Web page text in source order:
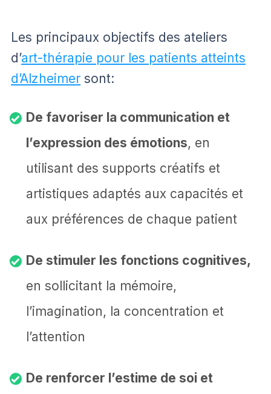
Les principaux objectifs des ateliers
d’art-thérapie pour les patients atteints
d’Alzheimer sont:
De favoriser la communication et
l’expression des émotions, en
utilisant des supports créatifs et
artistiques adaptés aux capacités et
aux préférences de chaque patient
De stimuler les fonctions cognitives,
en sollicitant la mémoire,
l’imagination, la concentration et
l’attention
De renforcer l’estime de soi et